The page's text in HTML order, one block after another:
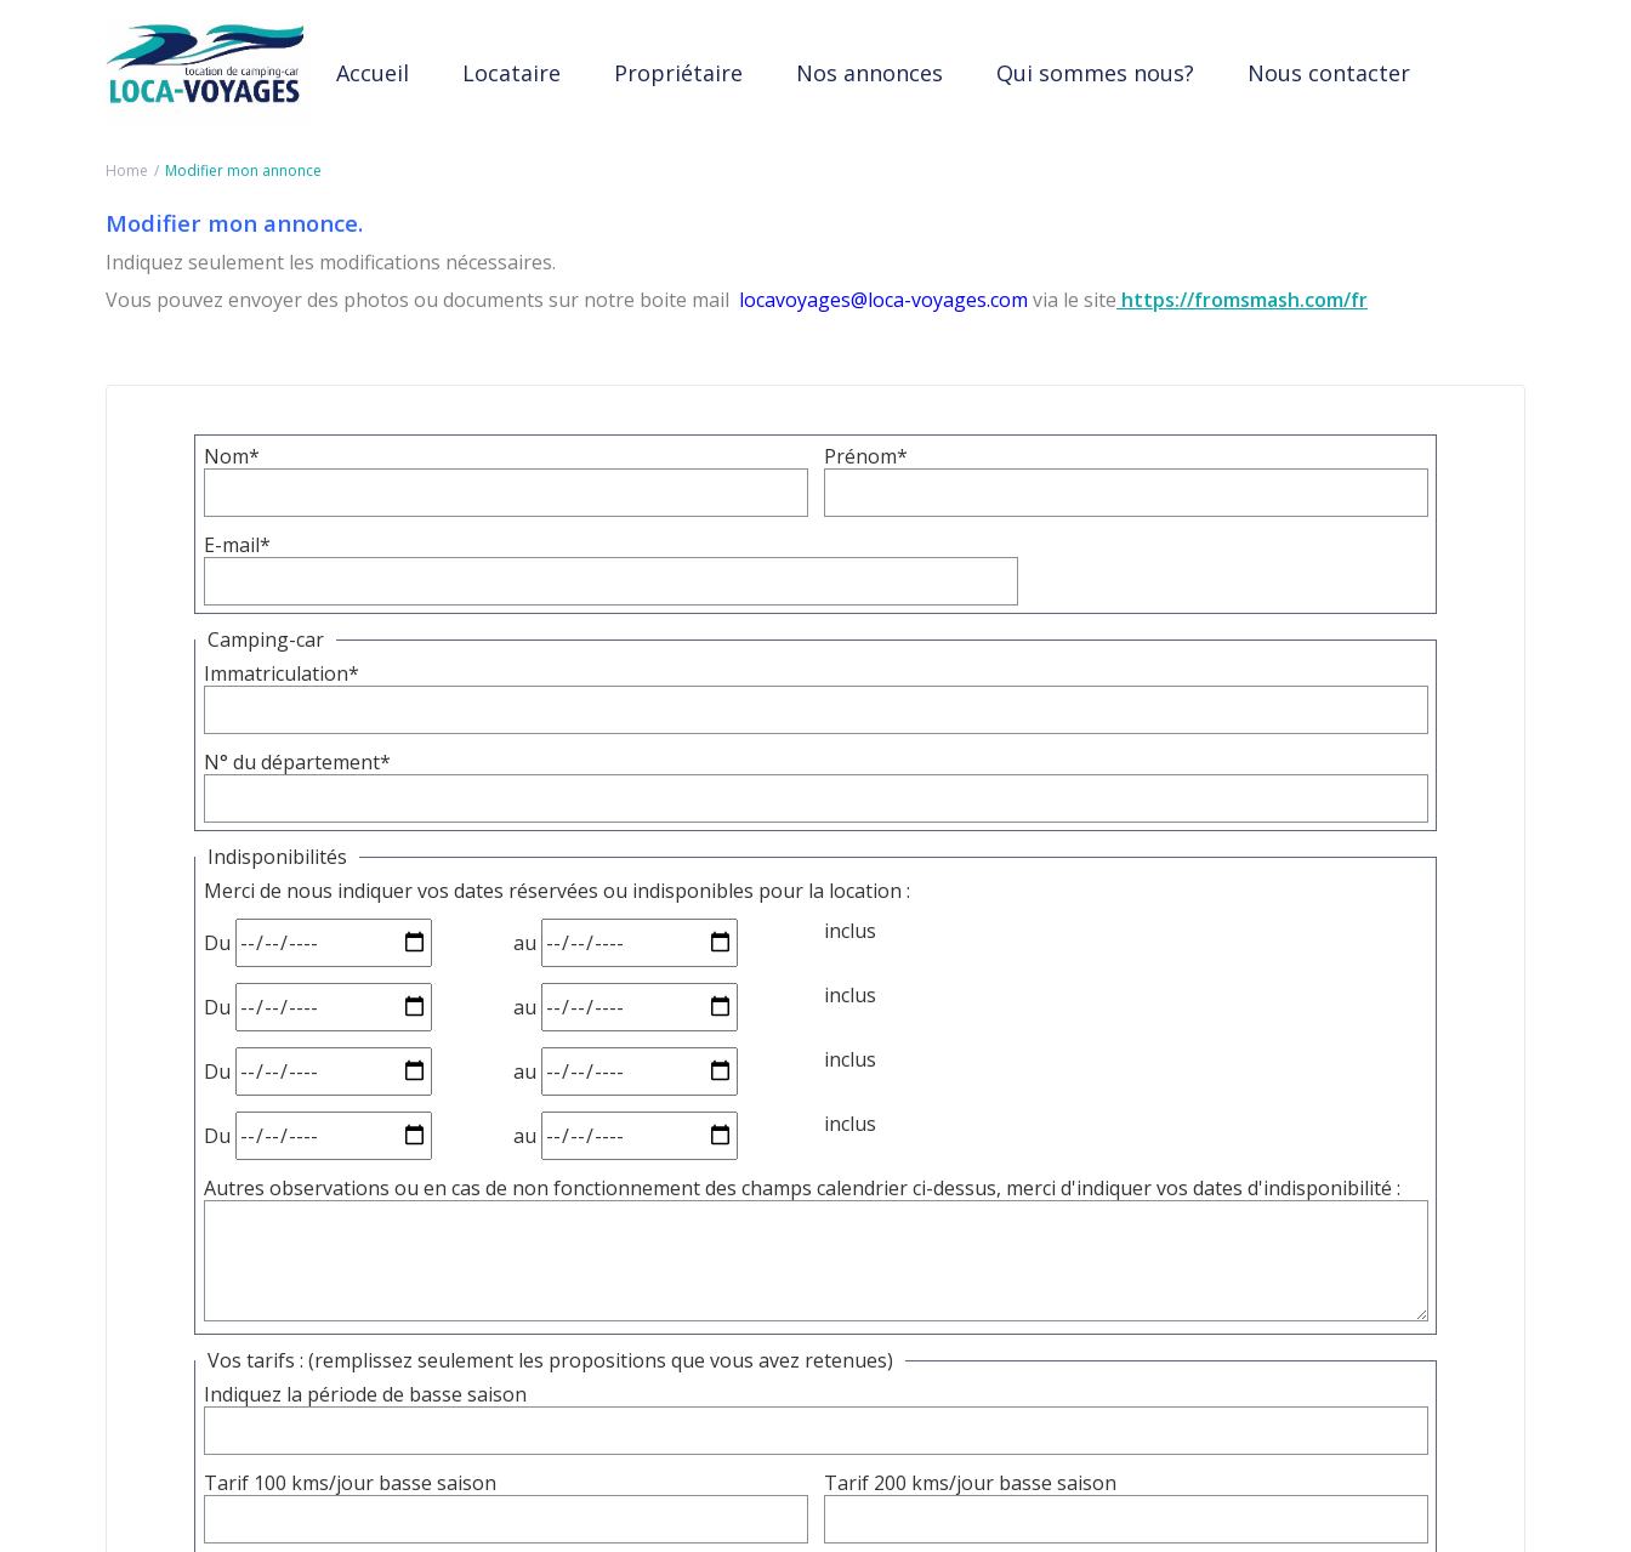
Accueil Locataire Propriétaire Nos annonces Qui sommes nous? Nous contacter
Home Modifier mon annonce
Modifier mon annonce.
Indiquez seulement les modifications nécessaires.
Vous pouvez envoyer des photos ou documents sur notre boite mail locavoyages@loca-voyages.com via le site https://fromsmash.com/fr
Nom* Prénom*
E-mail*
Camping-car
Immatriculation*
N° du département*
Indisponibilités
Merci de nous indiquer vos dates réservées ou indisponibles pour la location :
Du
au inclus
Du au inclus
Du au inclus
Du au inclus
Autres observations ou en cas de non fonctionnement des champs calendrier ci-dessus, merci d'indiquer vos dates d'indisponibilité :
Vos tarifs : (remplissez seulement les propositions que vous avez retenues)
Indiquez la période de basse saison
Tarif 100 kms/jour basse saison Tarif 200 kms/jour basse saison